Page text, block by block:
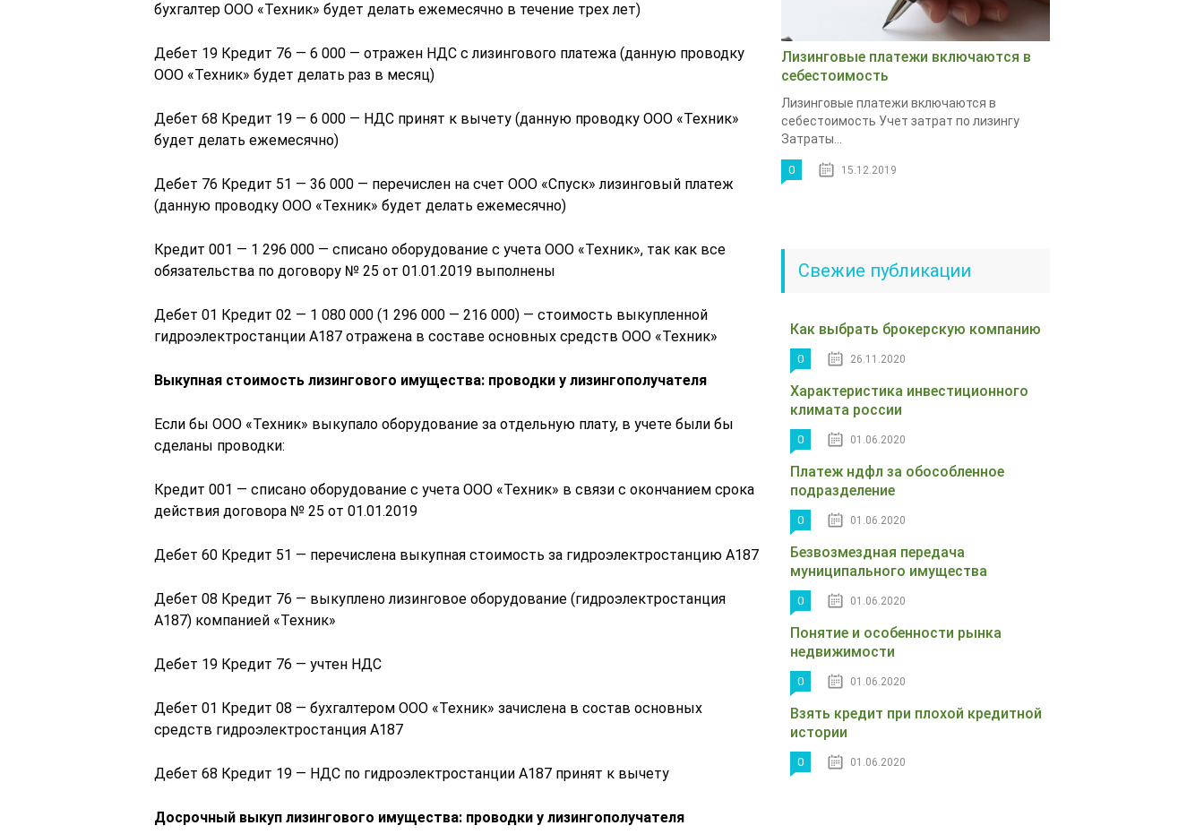
бухгалтер ООО «Техник» будет делать ежемесячно в течение трех лет)
Дебет 19 Кредит 76 — 6 000 — отражен НДС с лизингового платежа (данную проводку
ООО «Техник» будет делать раз в месяц)
Дебет 68 Кредит 19 — 6 000 — НДС принят к вычету (данную проводку ООО «Техник»
будет делать ежемесячно)
Дебет 76 Кредит 51 — 36 000 — перечислен на счет ООО «Спуск» лизинговый платеж
(данную проводку ООО «Техник» будет делать ежемесячно)
Кредит 001 — 1 296 000 — списано оборудование с учета ООО «Техник», так как все
обязательства по договору № 25 от 01.01.2019 выполнены
Дебет 01 Кредит 02 — 1 080 000 (1 296 000 — 216 000) — стоимость выкупленной
гидроэлектростанции А187 отражена в составе основных средств ООО «Техник»
Выкупная стоимость лизингового имущества: проводки у лизингополучателя
Если бы ООО «Техник» выкупало оборудование за отдельную плату, в учете были бы
сделаны проводки:
Кредит 001 — списано оборудование с учета ООО «Техник» в связи с окончанием срока
действия договора № 25 от 01.01.2019
Дебет 60 Кредит 51 — перечислена выкупная стоимость за гидроэлектростанцию А187
Дебет 08 Кредит 76 — выкуплено лизинговое оборудование (гидроэлектростанция
А187) компанией «Техник»
Дебет 19 Кредит 76 — учтен НДС
Дебет 01 Кредит 08 — бухгалтером ООО «Техник» зачислена в состав основных
средств гидроэлектростанция А187
Дебет 68 Кредит 19 — НДС по гидроэлектростанции А187 принят к вычету
Досрочный выкуп лизингового имущества: проводки у лизингополучателя
Лизинговые платежи включаются в
себестоимость
Лизинговые платежи включаются в
себестоимость Учет затрат по лизингу
Затраты...
0 15.12.2019
Свежие публикации
Как выбрать брокерскую компанию
0 26.11.2020
Характеристика инвестиционного
климата россии
0 01.06.2020
Платеж ндфл за обособленное
подразделение
0 01.06.2020
Безвозмездная передача
муниципального имущества
0 01.06.2020
Понятие и особенности рынка
недвижимости
0 01.06.2020
Взять кредит при плохой кредитной
истории
0 01.06.2020